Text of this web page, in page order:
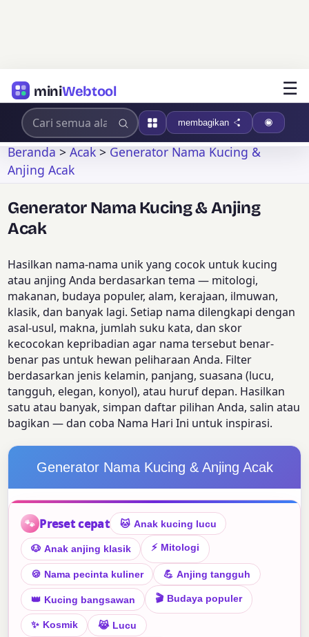
miniWebtool ☰
membagikan
Beranda>Acak>Generator Nama Kucing &
Anjing Acak
Generator Nama Kucing & Anjing
Acak
Hasilkan nama-nama unik yang cocok untuk kucing
atau anjing Anda berdasarkan tema — mitologi,
makanan, budaya populer, alam, kerajaan, ilmuwan,
klasik, dan banyak lagi. Setiap nama dilengkapi dengan
asal-usul, makna, jumlah suku kata, dan skor
kecocokan kepribadian agar nama tersebut benar-
benar pas untuk hewan peliharaan Anda. Filter
berdasarkan jenis kelamin, panjang, suasana (lucu,
tangguh, elegan, konyol), atau huruf depan. Hasilkan
satu atau banyak, simpan daftar pilihan Anda, salin atau
bagikan — dan coba Nama Hari Ini untuk inspirasi.
Generator Nama Kucing & Anjing Acak
🐾 Preset cepat 🐱 Anak kucing lucu
🐶 Anak anjing klasik ⚡ Mitologi
🍪 Nama pecinta kuliner 💪 Anjing tangguh
👑 Kucing bangsawan 🎬 Budaya populer
✨ Kosmik 😹 Lucu